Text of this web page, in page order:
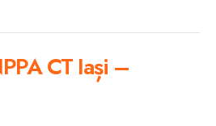
CT Iași –